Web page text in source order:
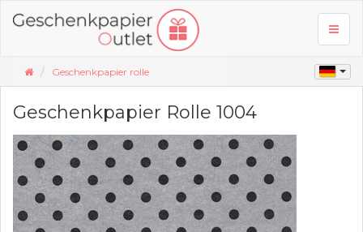
Geschenkpapier rolle
Geschenkpapier Rolle 1004